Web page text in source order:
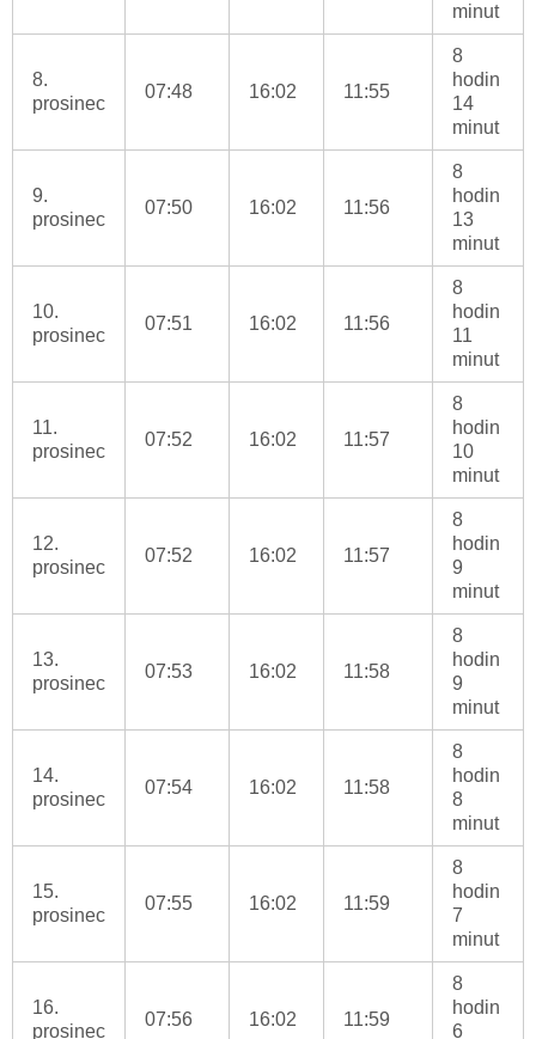
minut
8.
prosinec
07:48 16:02 11:55
8
hodin
14
minut
9.
prosinec
07:50 16:02 11:56
8
hodin
13
minut
10.
prosinec
07:51 16:02 11:56
8
hodin
11
minut
11.
prosinec
07:52 16:02 11:57
8
hodin
10
minut
12.
prosinec
07:52 16:02 11:57
8
hodin
9
minut
13.
prosinec
07:53 16:02 11:58
8
hodin
9
minut
14.
prosinec
07:54 16:02 11:58
8
hodin
8
minut
15.
prosinec
07:55 16:02 11:59
8
hodin
7
minut
16.
prosinec
07:56 16:02 11:59
8
hodin
6